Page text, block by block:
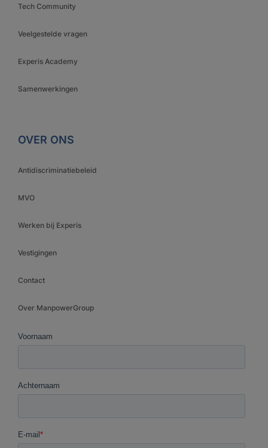
Tech Community
Veelgestelde vragen
Experis Academy
Samenwerkingen
OVER ONS
Antidiscriminatiebeleid
MVO
Werken bij Experis
Vestigingen
Contact
Over ManpowerGroup